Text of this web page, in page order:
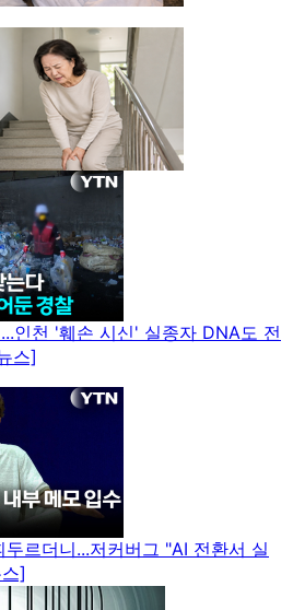
인천 '훼손 시신' 실종자 DNA도 전
스]
르더니...저커버그 "AI 전환서 실
]